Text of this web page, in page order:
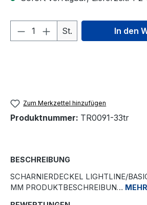
Produkt Anzahl: Gib
St. In den
Zum Merkzettel hinzufügen
Produktnummer: TR0091-33tr
BESCHREIBUNG
SCHARNIERDECKEL LIGHTLINE/
MM PRODUKTBESCHREIBUN… MEHR